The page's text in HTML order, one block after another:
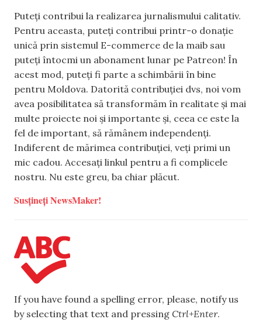
Puteți contribui la realizarea jurnalismului calitativ.
Pentru aceasta, puteți contribui printr-o donație
unică prin sistemul E-commerce de la maib sau
puteți întocmi un abonament lunar pe Patreon! În
acest mod, puteți fi parte a schimbării în bine
pentru Moldova. Datorită contribuției dvs, noi vom
avea posibilitatea să transformăm în realitate și mai
multe proiecte noi și importante și, ceea ce este la
fel de important, să rămânem independenți.
Indiferent de mărimea contribuției, veți primi un
mic cadou. Accesați linkul pentru a fi complicele
nostru. Nu este greu, ba chiar plăcut.
Susțineți NewsMaker!
If you have found a spelling error, please, notify us
by selecting that text and pressing Ctrl+Enter.